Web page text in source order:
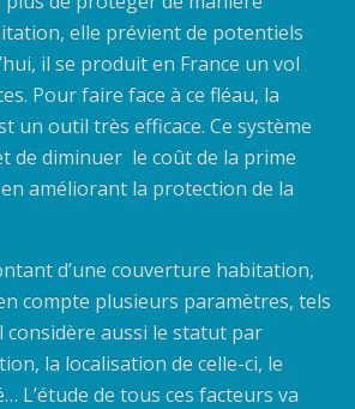
elle prévient de potentiels
il se produit en France un vol
Pour faire face à ce fléau, la
un outil très efficace. Ce système
de diminuer le coût de la prime
améliorant la protection de la
d’une couverture habitation,
compte plusieurs paramètres, tels
considère aussi le statut par
la localisation de celle-ci, le
L’étude de tous ces facteurs va